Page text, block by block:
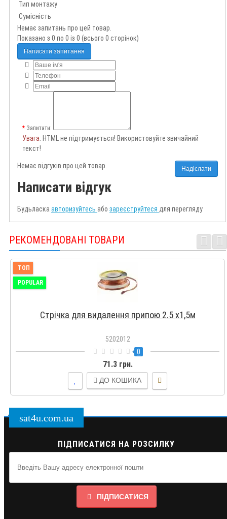
Тип монтажу
Сумісність
Немає запитань про цей товар.
Показано з 0 по 0 із 0 (всього 0 сторінок)
Написати запитання
Запитати:
Увага: HTML не підтримується! Використовуйте звичайний
текст!
Надіслати
Немає відгуків про цей товар.
Написати відгук
Будьласка авторизуйтесь або зареєструйтеся для перегляду
РЕКОМЕНДОВАНІ ТОВАРИ
ТОП
POPULAR
Стрічка для видалення припою 2.5 х1,5м
5202012
0
71.3 грн.
ДО КОШИКА
sat4u.com.ua
ПІДПИСАТИСЯ НА РОЗСИЛКУ
ПІДПИСАТИСЯ